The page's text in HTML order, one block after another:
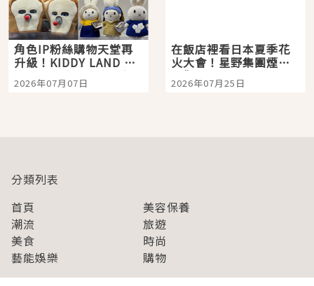
角色IP粉絲購物天堂再
升級！KIDDY LAND 原
宿店吉伊卡哇迎客，新
開幕 OMOKADO 店3分
2026年07月07日
在飯店裡看日本夏季花
火大會！星野集團煙火
景觀飯店6選，讓你不用
人擠人悠閒欣賞
2026年07月25日
分類列表
首頁
美容保養
潮流
旅遊
美食
時尚
藝能娛樂
購物